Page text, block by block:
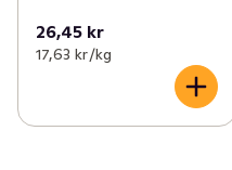
26,45 kr
17,63 kr /kg